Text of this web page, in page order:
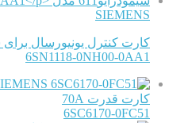
SIEMENS
کارت کنترل یونیورسال برای
6SN1118-0NH00-0AA1
کارت قدرت 70A
6SC6170-0FC51